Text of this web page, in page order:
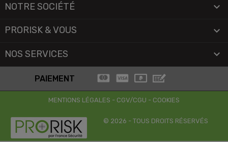
NOTRE SOCIÉTÉ 
PRORISK & VOUS 
NOS SERVICES 
PAIEMENT
MENTIONS LÉGALES - CGV/CGU - COOKIES
© 2026 - TOUS DROITS RÉSERVÉS